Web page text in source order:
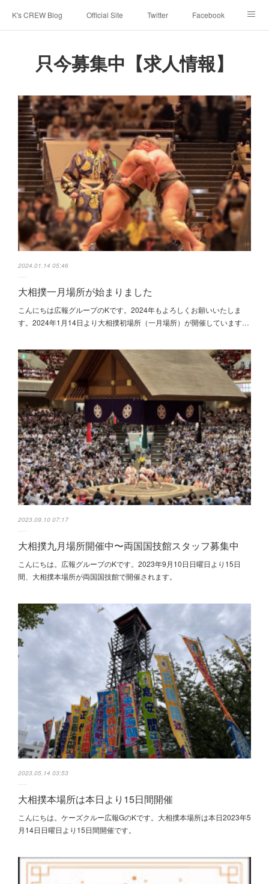
K's CREW Blog Official Site Twitter Facebook
只今募集中【求人情報】
2024.01.14 05:46
大相撲一月場所が始まりました
こんにちは広報グループのKです。2024年もよろしくお願いいたしま
す。2024年1月14日より大相撲初場所（一月場所）が開催しています…
2023.09.10 07:17
大相撲九月場所開催中〜両国国技館スタッフ募集中
こんにちは。広報グループのKです。2023年9月10日日曜日より15日
間、大相撲本場所が両国国技館で開催されます。
2023.05.14 03:53
大相撲本場所は本日より15日間開催
こんにちは。ケーズクルー広報GのKです。大相撲本場所は本日2023年5
月14日日曜日より15日間開催です。